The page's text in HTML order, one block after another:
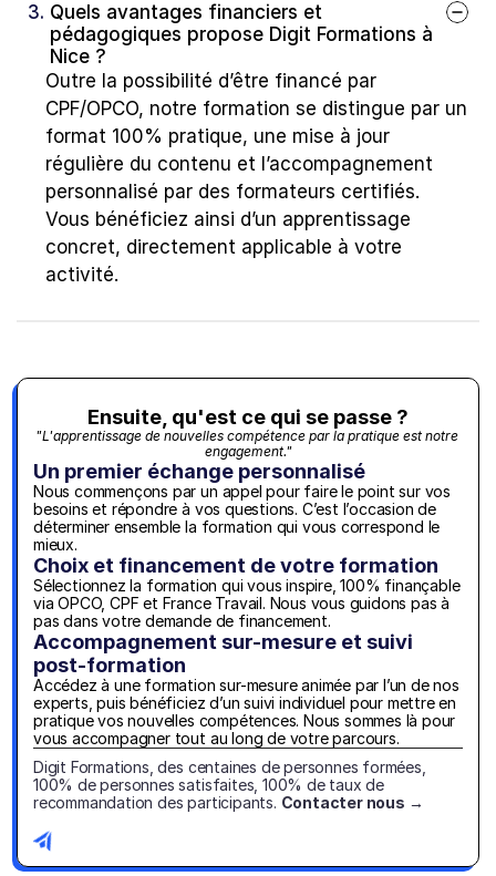
3. Quels avantages financiers et
pédagogiques propose Digit Formations à
Nice ?
Outre la possibilité d’être financé par
CPF/OPCO, notre formation se distingue par un
format 100% pratique, une mise à jour
régulière du contenu et l’accompagnement
personnalisé par des formateurs certifiés.
Vous bénéficiez ainsi d’un apprentissage
concret, directement applicable à votre
activité.
Ensuite, qu'est ce qui se passe ?
"L'apprentissage de nouvelles compétence par la pratique est notre
engagement."
Un premier échange personnalisé
Nous commençons par un appel pour faire le point sur vos
besoins et répondre à vos questions. C’est l’occasion de
déterminer ensemble la formation qui vous correspond le
mieux.
Choix et financement de votre formation
Sélectionnez la formation qui vous inspire, 100% finançable
via OPCO, CPF et France Travail. Nous vous guidons pas à
pas dans votre demande de financement.
Accompagnement sur-mesure et suivi
post-formation
Accédez à une formation sur-mesure animée par l’un de nos
experts, puis bénéficiez d’un suivi individuel pour mettre en
pratique vos nouvelles compétences. Nous sommes là pour
vous accompagner tout au long de votre parcours.
Digit Formations, des centaines de personnes formées,
100% de personnes satisfaites, 100% de taux de
recommandation des participants. Contacter nous →